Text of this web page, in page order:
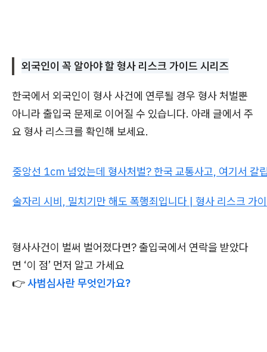
외국인이 꼭 알아야 할 형사 리스크 가이드 시리즈
한국에서 외국인이 형사 사건에 연루될 경우 형사 처벌뿐
아니라 출입국 문제로 이어질 수 있습니다. 아래 글에서 주
요 형사 리스크를 확인해 보세요.
중앙선 1cm 넘었는데 형사처벌? 한국 교통사고, 여기서 갈
술자리 시비, 밀치기만 해도 폭행죄입니다 | 형사 리스크 가
형사사건이 벌써 벌어졌다면? 출입국에서 연락을 받았다
면 ‘이 점’ 먼저 알고 가세요
👉사범심사란 무엇인가요?